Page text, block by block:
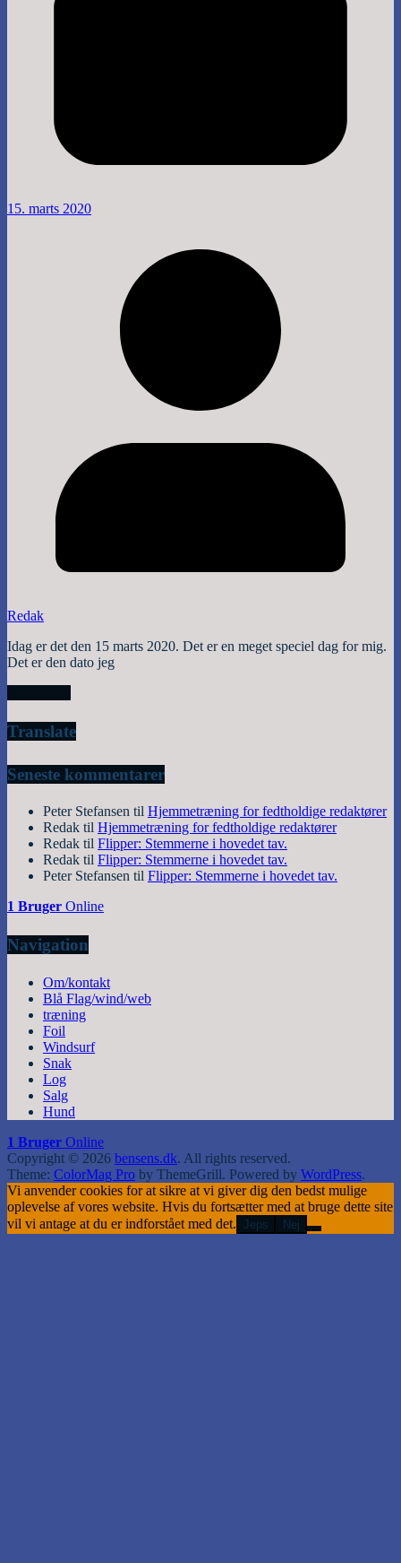
15. marts 2020
Redak
Idag er det den 15 marts 2020. Det er en meget speciel dag for mig.
Det er den dato jeg
Translate
Seneste kommentarer
Peter Stefansen til Hjemmetræning for fedtholdige redaktører
Redak til Hjemmetræning for fedtholdige redaktører
Redak til Flipper: Stemmerne i hovedet tav.
Redak til Flipper: Stemmerne i hovedet tav.
Peter Stefansen til Flipper: Stemmerne i hovedet tav.
1 Bruger Online
Navigation
Om/kontakt
Blå Flag/wind/web
træning
Foil
Windsurf
Snak
Log
Salg
Hund
1 Bruger Online
Copyright © 2026 bensens.dk. All rights reserved.
Theme: ColorMag Pro by ThemeGrill. Powered by WordPress.
Vi anvender cookies for at sikre at vi giver dig den bedst mulige
oplevelse af vores website. Hvis du fortsætter med at bruge dette site
vil vi antage at du er indforstået med det. Jeps Nej